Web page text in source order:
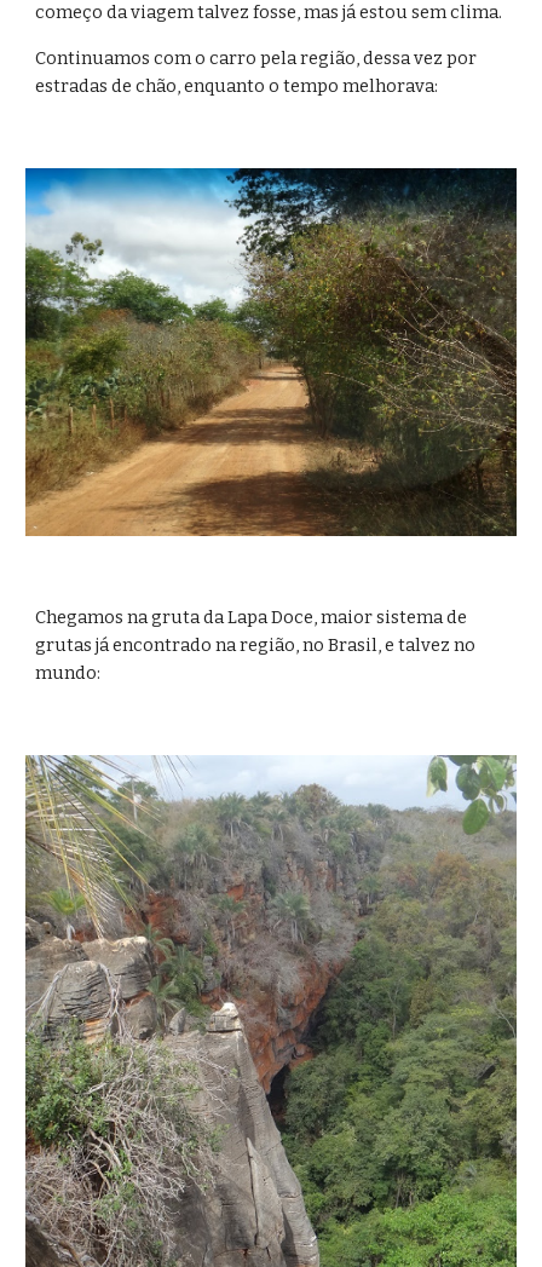
começo da viagem talvez fosse, mas já estou sem clima.
Continuamos com o carro pela região, dessa vez por
estradas de chão, enquanto o tempo melhorava:
Chegamos na gruta da Lapa Doce, maior sistema de
grutas já encontrado na região, no Brasil, e talvez no
mundo: